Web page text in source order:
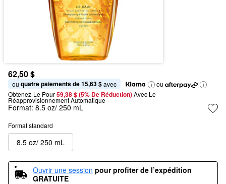
62,50 $
ou quatre paiements de 15,63 $ avec
ou
Obtenez-Le Pour59,38 $ (5% De Réduction) Avec Le
Réapprovisionnement Automatique
Format: 8.5 oz/ 250 mL
Format standard
8.5 oz/ 250 mL
Ouvrir une session pour profiter de l’expédition
GRATUITE